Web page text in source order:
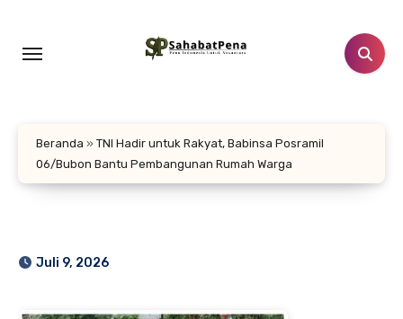
konten
Beranda » TNI Hadir untuk Rakyat, Babinsa Posramil
06/Bubon Bantu Pembangunan Rumah Warga
Juli 9, 2026